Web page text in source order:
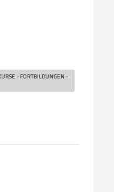
- FORTBILDUNGEN -